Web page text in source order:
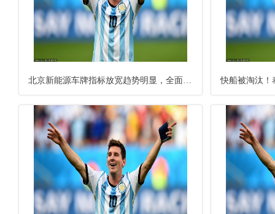
北京新能源车牌指标放宽趋势明显，全面放开还需跨越多重挑战_政